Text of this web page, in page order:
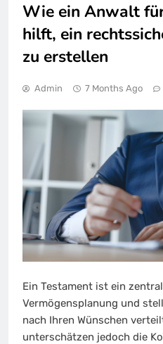
Wie ein Anwalt
hilft, ein
zu erstellen
Admin 7 Months Ago
Ein Testament ist ein
Vermögensplanung und
nach Ihren Wünschen
unterschätzen jedoch die